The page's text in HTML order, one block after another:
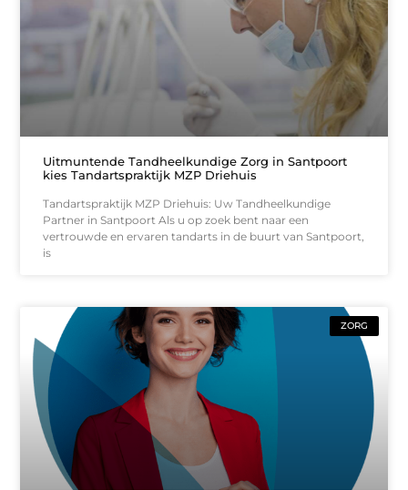
Uitmuntende Tandheelkundige Zorg in Santpoort
kies Tandartspraktijk MZP Driehuis
Tandartspraktijk MZP Driehuis: Uw Tandheelkundige
Partner in Santpoort Als u op zoek bent naar een
vertrouwde en ervaren tandarts in de buurt van Santpoort,
is
ZORG